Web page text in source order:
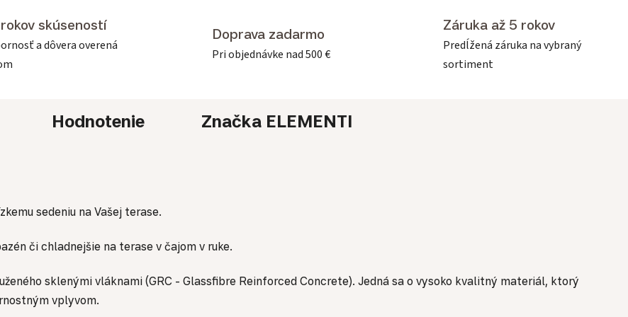
skúseností
a dôvera overená
Doprava zadarmo
Pri objednávke nad 500 €
Záruka až 5 rokov
Predĺžená záruka na vybraný
sortiment
Hodnotenie Značka ELEMENTI
sedeniu na Vašej terase.
či chladnejšie na terase v čajom v ruke.
sklenými vláknami (GRC - Glassfibre Reinforced Concrete). Jedná sa o vysoko kvalitný materiál, ktorý
vplyvom.